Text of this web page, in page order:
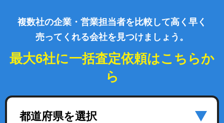
複数社の企業・営業担当者を比較して高く早く
売ってくれる会社を見つけましょう。
最大6社に一括査定依頼はこちらか
ら
都道府県を選択